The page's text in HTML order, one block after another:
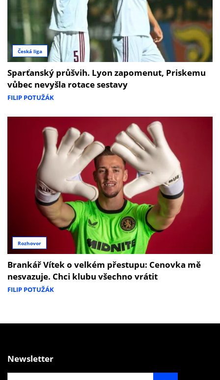
Česká liga
Sparťanský průšvih. Lyon zapomenut, Priskemu
vůbec nevyšla rotace sestavy
FILIP POTUŽÁK
Rozhovor
Brankář Vítek o velkém přestupu: Cenovka mě
nesvazuje. Chci klubu všechno vrátit
FILIP POTUŽÁK
Newsletter